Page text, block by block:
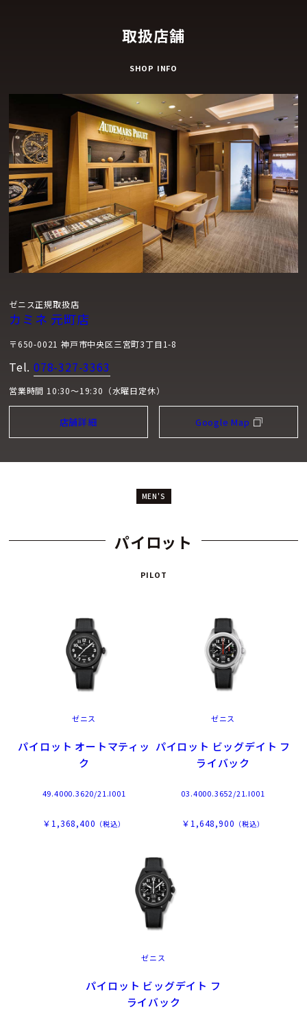
ターは、パイロットに地球の水平線に対する方位を知らせる典
付属のストラップも、パイロット オートマティックの2つのバ
ージョンそれぞれが持つ特性と完璧にマッチしています。ブラ
ックセラミック製バージョンには、パイロットのために新たに
開発されたフォールディングバックルを備えたブラックのさり
げないコーデュラ・エフェクト ラバーストラップと、より実用
的なカーキカラーのコーデュラ・エフェクト ラバーストラップ
が付属しています。スチール製のモデルには、同じブラックの
コーデュラ・エフェクト ラバーストラップが付属しています
が、セカンドストラップはブラウンのカーフスキン製。フライ
トジャケットやグローブ、ハットなど、ヴィンテージ パイロッ
トによく見られる道具を連想させます。ストラップの交換は、
よって簡単に行うことができ、ストラップを固定しているバネ
棒から工具を使わずに簡単に取り外すことができます。
取扱店舗
SHOP INFO
ゼニス正規取扱店
カミネ 元町店
〒650-0021 神戸市中央区三宮町3丁目1-8
Tel. 078-327-3363
営業時間 10:30～19:30（水曜日定休）
店舗詳細 Google Map
MEN'S
パイロット
PILOT
ゼニス
パイロット オートマティッ
ク
49.4000.3620/21.I001
￥1,368,400 （税込）
ゼニス
パイロット ビッグデイト フ
ライバック
03.4000.3652/21.I001
￥1,648,900 （税込）
ゼニス
パイロット ビッグデイト フ
ライバック